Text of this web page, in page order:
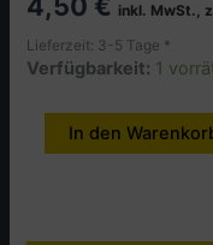
4,50 € inkl. MwSt.,
Lieferzeit: 3-5 Tage *
Verfügbarkeit: 1
Klammer
,Kabel,CLAMP
In den